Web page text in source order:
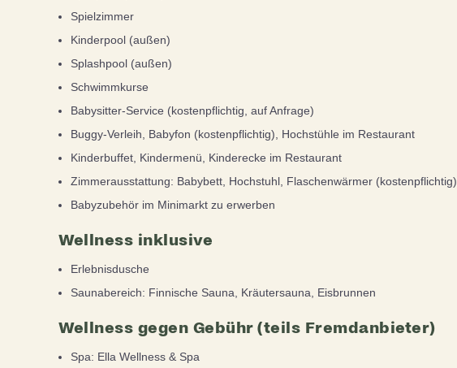
Spielzimmer
Kinderpool (außen)
Splashpool (außen)
Schwimmkurse
Babysitter-Service (kostenpflichtig, auf Anfrage)
Buggy-Verleih, Babyfon (kostenpflichtig), Hochstühle im Restaurant
Kinderbuffet, Kindermenü, Kinderecke im Restaurant
Zimmerausstattung: Babybett, Hochstuhl, Flaschenwärmer (kostenpflichtig)
Babyzubehör im Minimarkt zu erwerben
Wellness inklusive
Erlebnisdusche
Saunabereich: Finnische Sauna, Kräutersauna, Eisbrunnen
Wellness gegen Gebühr (teils Fremdanbieter)
Spa: Ella Wellness & Spa